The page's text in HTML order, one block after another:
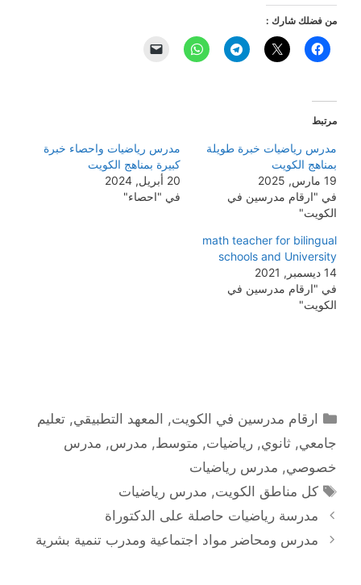
من فضلك شارك :
مرتبط
مدرس رياضيات خبرة طويلة
بمناهج الكويت
19 مارس, 2025
في "ارقام مدرسين في
الكويت"
مدرس رياضيات واحصاء خبرة
كبيرة بمناهج الكويت
20 أبريل, 2024
في "احصاء"
math teacher for bilingual
schools and University
14 ديسمبر, 2021
في "ارقام مدرسين في
الكويت"
التصنيفات
ارقام مدرسين في الكويت, المعهد التطبيقي,تعليم
جامعي, ثانوي, رياضيات, متوسط, مدرس, مدرس
خصوصي, مدرس رياضيات
الوسوم
كل مناطق الكويت, مدرس رياضيات
مدرسة رياضيات حاصلة على الدكتوراة
مدرس ومحاضر مواد اجتماعية ومدرب تنمية بشرية